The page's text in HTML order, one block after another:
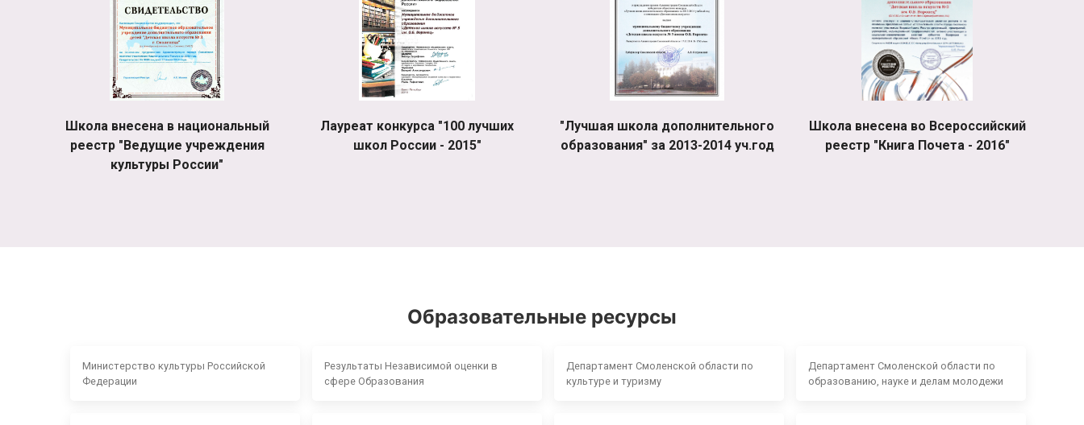
Школа внесена в национальный
реестр "Ведущие учреждения
культуры России"
Лауреат конкурса "100 лучших
школ России - 2015"
"Лучшая школа дополнительного
образования" за 2013-2014 уч.год
Школа внесена во Всероссийский
реестр "Книга Почета - 2016"
Образовательные ресурсы
Министерство культуры Российской
Федерации
Результаты Независимой оценки в
сфере Образования
Департамент Смоленской области по
культуре и туризму
Департамент Смоленской области по
образованию, науке и делам молодежи